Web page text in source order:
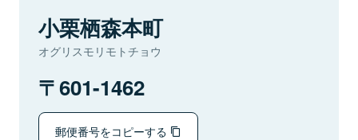
小栗栖森本町
オグリスモリモトチョウ
601-1462
郵便番号をコピーする